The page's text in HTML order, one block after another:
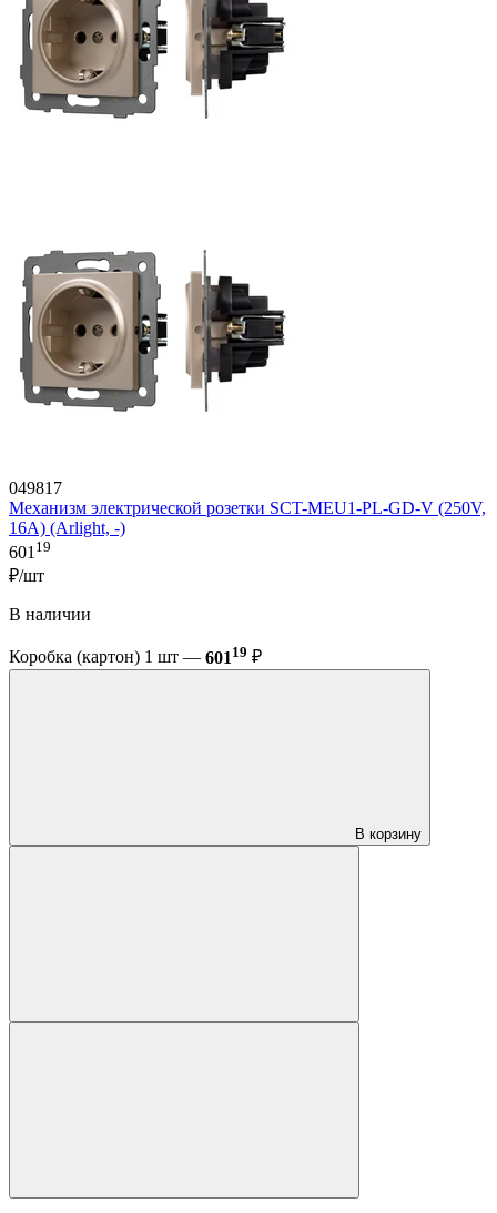
049817
Механизм электрической розетки SCT-MEU1-PL-GD-V (250V,
16A) (Arlight, -)
60119
₽/шт
В наличии
Коробка (картон) 1 шт — 601 19 ₽
В корзину